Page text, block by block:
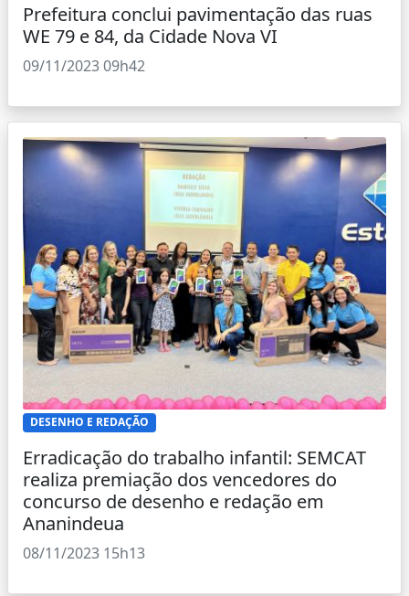
Prefeitura conclui pavimentação das ruas
WE 79 e 84, da Cidade Nova VI
09/11/2023 09h42
DESENHO E REDAÇÃO
Erradicação do trabalho infantil: SEMCAT
realiza premiação dos vencedores do
concurso de desenho e redação em
Ananindeua
08/11/2023 15h13